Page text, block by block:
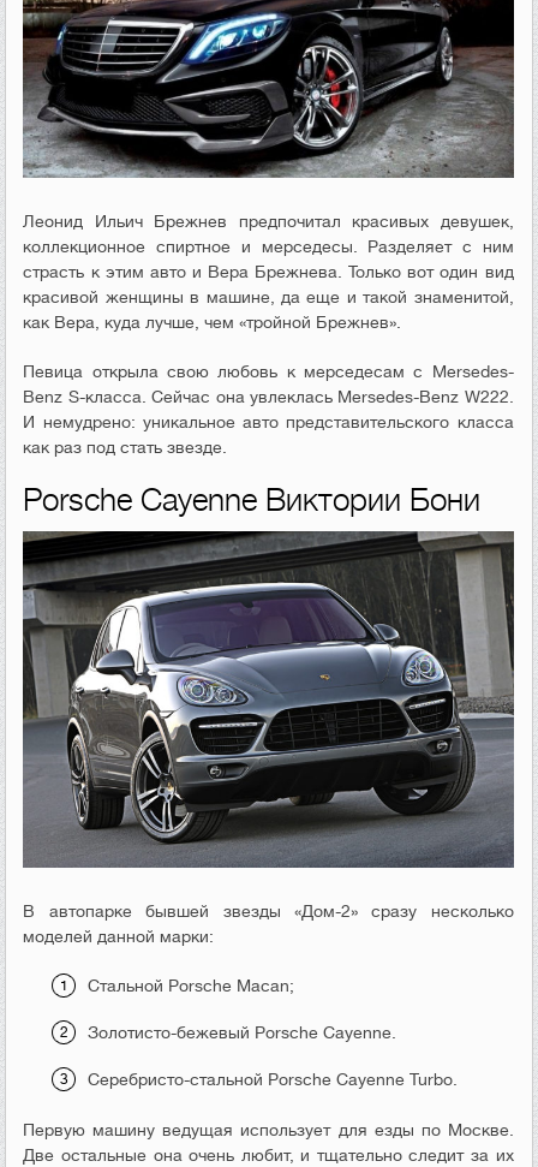
Леонид Ильич Брежнев предпочитал красивых девушек,
коллекционное спиртное и мерседесы. Разделяет с ним
страсть к этим авто и Вера Брежнева. Только вот один вид
красивой женщины в машине, да еще и такой знаменитой,
как Вера, куда лучше, чем «тройной Брежнев».
Певица открыла свою любовь к мерседесам с Mersedes-
Benz S-класса. Сейчас она увлеклась Mersedes-Benz W222.
И немудрено: уникальное авто представительского класса
как раз под стать звезде.
Porsche Cayenne Виктории Бони
В автопарке бывшей звезды «Дом-2» сразу несколько
моделей данной марки:
Стальной Porsche Macan;
Золотисто-бежевый Porsche Cayenne.
Серебристо-стальной Porsche Cayenne Turbo.
Первую машину ведущая использует для езды по Москве.
Две остальные она очень любит, и тщательно следит за их